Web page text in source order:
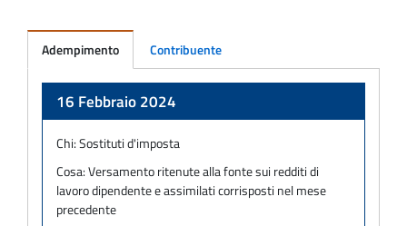
Adempimento Contribuente
16 Febbraio 2024
Chi:Sostituti d'imposta
Cosa:Versamento ritenute alla fonte sui redditi di
lavoro dipendente e assimilati corrisposti nel mese
precedente